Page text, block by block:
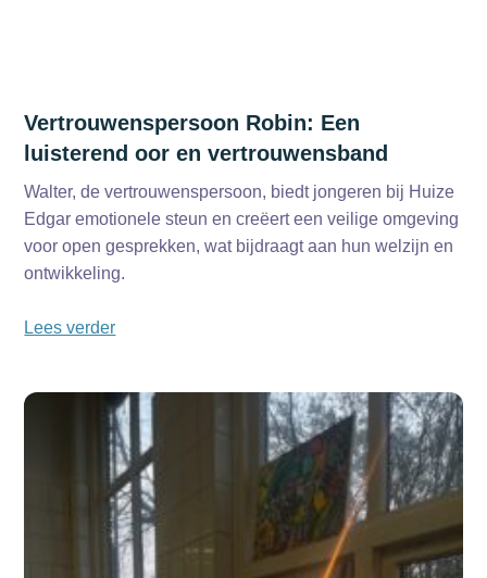
Vertrouwenspersoon Robin: Een
luisterend oor en vertrouwensband
Walter, de vertrouwenspersoon, biedt jongeren bij Huize
Edgar emotionele steun en creëert een veilige omgeving
voor open gesprekken, wat bijdraagt aan hun welzijn en
ontwikkeling.
Lees verder